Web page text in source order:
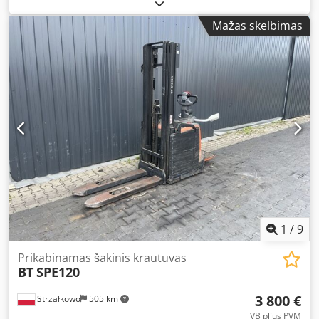
2015 is in good condition. It has a capacity of 2,000 kg and
is equipped with 2,000 mm forks. The hour meter reads
3,126 hours. The 2013 battery comes with an external
charger. Video to follow. Dcedpfx Acovclpwe Djk
Mažas skelbimas
1 /9
Strzałkowo 505 km
Prikabinamas šakinis krautuvas
BTSPE120
3 800 €
VB plius PVM